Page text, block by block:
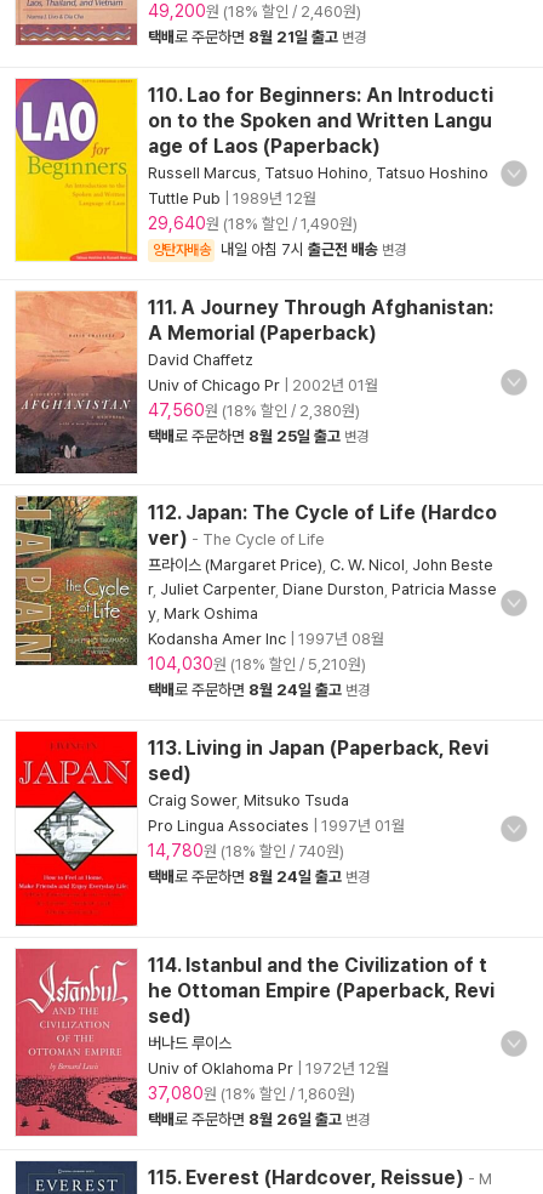
49,200원 (18% 할인 / 2,460원)
택배로 주문하면 8월 21일 출고 변경
110. Lao for Beginners: An Introducti
on to the Spoken and Written Langu
age of Laos (Paperback)
Russell Marcus Tatsuo Hohino Tatsuo Hoshino
Tuttle Pub
1989년 12월
29,640원 (18% 할인 / 1,490원)
양탄자배송 내일 아침 7시 출근전 배송 변경
111. A Journey Through Afghanistan:
A Memorial (Paperback)
David Chaffetz
Univ of Chicago Pr
2002년 01월
47,560원 (18% 할인 / 2,380원)
택배로 주문하면 8월 25일 출고 변경
112. Japan: The Cycle of Life (Hardco
ver) - The Cycle of Life
프라이스 (Margaret Price) C. W. Nicol John Beste
r, Juliet Carpenter, Diane Durston Patricia Masse
y Mark Oshima
Kodansha Amer Inc
1997년 08월
104,030원 (18% 할인 / 5,210원)
택배로 주문하면 8월 24일 출고 변경
113. Living in Japan (Paperback, Revi
sed)
Craig Sower, Mitsuko Tsuda
Pro Lingua Associates
1997년 01월
14,780원 (18% 할인 / 740원)
택배로 주문하면 8월 24일 출고 변경
114. Istanbul and the Civilization of t
he Ottoman Empire (Paperback, Revi
sed)
버나드 루이스
Univ of Oklahoma Pr
1972년 12월
37,080원 (18% 할인 / 1,860원)
택배로 주문하면 8월 26일 출고 변경
115. Everest (Hardcover, Reissue) - M